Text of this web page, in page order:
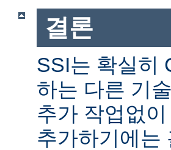
결론
SSI는 확실히
하는 다른 기
추가 작업없
추가하기에는